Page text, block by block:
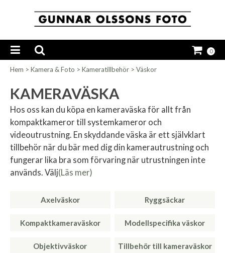
0
Hem > Kamera & Foto > Kameratillbehör > Väskor
KAMERAVÄSKA
Hos oss kan du köpa en kameraväska för allt från
kompaktkameror till systemkameror och
videoutrustning. En skyddande väska är ett självklart
tillbehör när du bär med dig din kamerautrustning och
fungerar lika bra som förvaring när utrustningen inte
används. Välj(Läs mer)
Axelväskor Ryggsäckar
Kompaktkameraväskor Modellspecifika väskor
Objektivväskor Tillbehör till kameraväskor